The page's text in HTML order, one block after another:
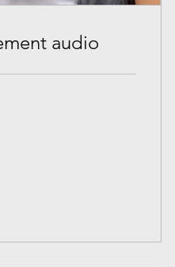
audio